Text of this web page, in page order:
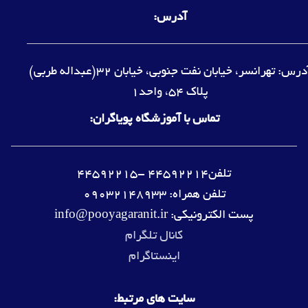
آدرس:
آدرس: تهرانسر، خیابان نفت جنوبی، خیابان 32(عبداله طربی)
پلاک 54، واحد1
تماس با آموزشگاه پویاگران:
تلفن44592214 -44592215
تلفن همراه: 09032148933
پست الکترونیکی: info@pooyagaranit.ir
کانال تلگرام
اینستاگرام
سایت های مرتبط: